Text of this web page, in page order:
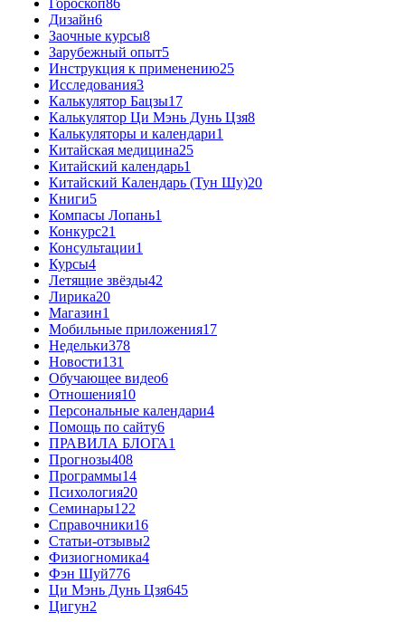
Дизайн6
Заочные курсы8
Зарубежный опыт5
Инструкция к применению25
Исследования3
Калькулятор Бацзы17
Калькулятор Ци Мэнь Дунь Цзя8
Калькуляторы и календари1
Китайская медицина25
Китайский календарь1
Китайский Календарь (Тун Шу)20
Книги5
Компасы Лопань1
Конкурс21
Консультации1
Курсы4
Летящие звёзды42
Лирика20
Магазин1
Мобильные приложения17
Недельки378
Новости131
Обучающее видео6
Отношения10
Персональные календари4
Помощь по сайту6
ПРАВИЛА БЛОГА1
Прогнозы408
Программы14
Психология20
Семинары122
Справочники16
Статьи-отзывы2
Физиогномика4
Фэн Шуй776
Ци Мэнь Дунь Цзя645
Цигун2